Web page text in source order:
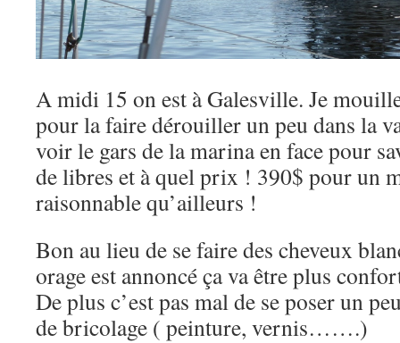
A midi 15 on est à Galesville. Je
pour la faire dérouiller un peu dans la
voir le gars de la marina en face pour
de libres et à quel prix ! 390$ pour un
raisonnable qu’ailleurs !
Bon au lieu de se faire des cheveux
orage est annoncé ça va être plus
De plus c’est pas mal de se poser un
de bricolage ( peinture, vernis…….)